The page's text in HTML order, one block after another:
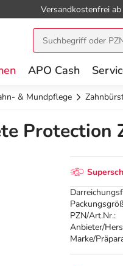
Versandkostenfrei
APO Cash
& Mundpflege
Protection
PZN/Art.Nr.:
Anbieter/
Marke/